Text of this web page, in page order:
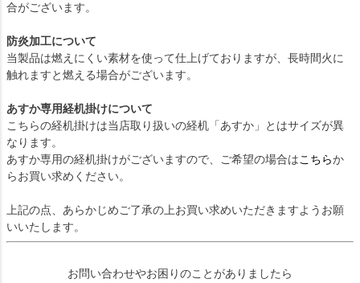
合がございます。
防炎加工について
当製品は燃えにくい素材を使って仕上げておりますが、長時間火に
触れますと燃える場合がございます。
あすか専用経机掛けについて
こちらの経机掛けは当店取り扱いの経机「あすか」とはサイズが異
なります。
あすか専用の経机掛けがございますので、ご希望の場合はこちらか
らお買い求めください。
上記の点、あらかじめご了承の上お買い求めいただきますようお願
いいたします。
お問い合わせやお困りのことがありましたら